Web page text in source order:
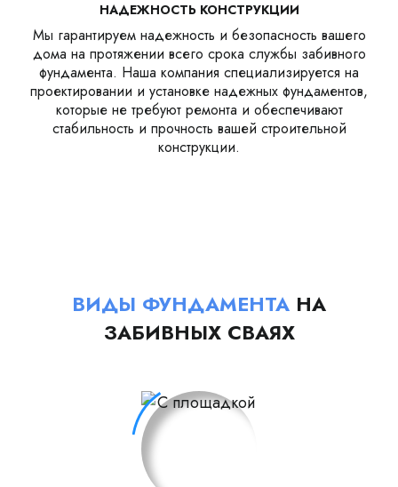
НАДЕЖНОСТЬ КОНСТРУКЦИИ
Мы гарантируем надежность и безопасность вашего
дома на протяжении всего срока службы забивного
фундамента. Наша компания специализируется на
проектировании и установке надежных фундаментов,
которые не требуют ремонта и обеспечивают
стабильность и прочность вашей строительной
конструкции.
ВИДЫ ФУНДАМЕНТА НА
ЗАБИВНЫХ СВАЯХ